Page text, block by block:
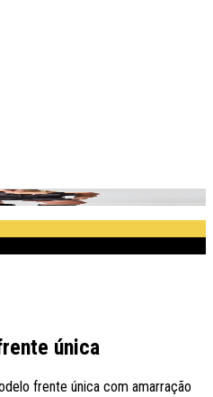
única
frente única com amarração